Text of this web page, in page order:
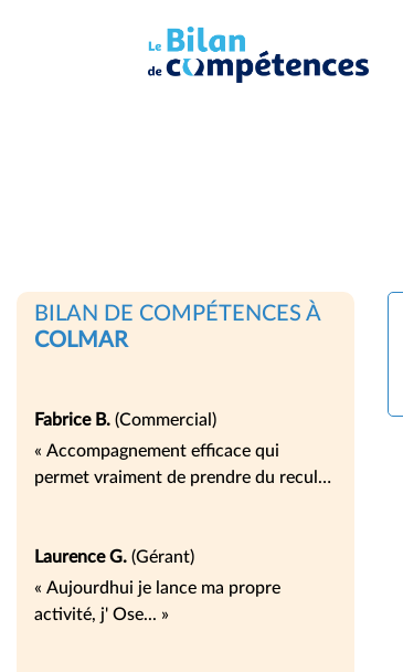
BILAN DE COMPÉTENCES À
COLMAR
Fabrice B. (Commercial)
« Accompagnement efficace qui
permet vraiment de prendre du recul
Laurence a un réseau et des contacts
qui permettent d'avoir des
informations complémentaires sur les
Laurence G. (Gérant)
« Aujourdhui je lance ma propre
activité, j' Ose... »